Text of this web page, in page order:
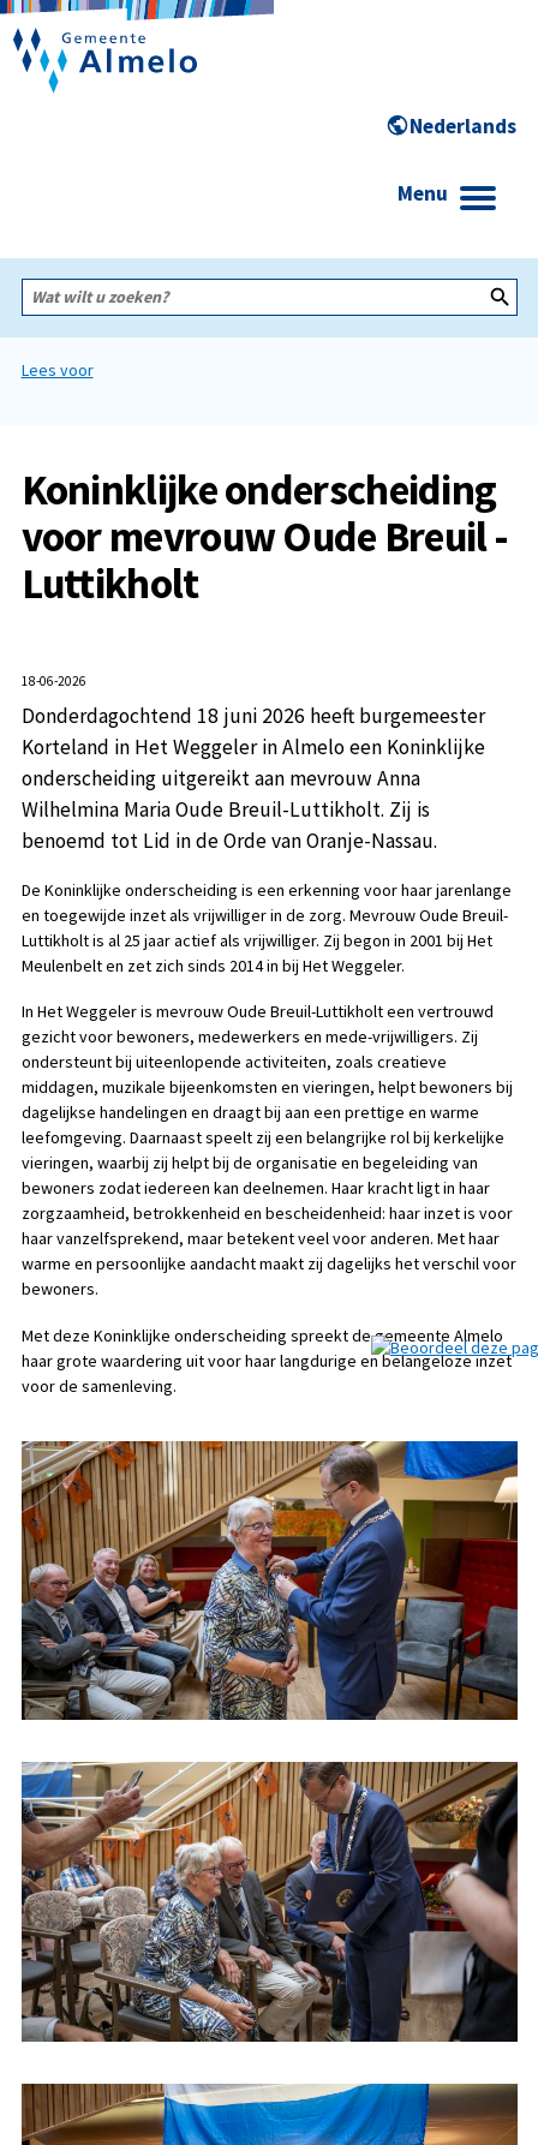
Menu
Wat
wilt
zoeken?
Lees voor
Koninklijke onderscheiding
voor mevrouw Oude Breuil -
Luttikholt
18-06-2026
Donderdagochtend 18 juni 2026 heeft burgemeester
Korteland in Het Weggeler in Almelo een Koninklijke
onderscheiding uitgereikt aan mevrouw Anna
Wilhelmina Maria Oude Breuil-Luttikholt. Zij is
benoemd tot Lid in de Orde van Oranje-Nassau.
De Koninklijke onderscheiding is een erkenning voor haar jarenlange
en toegewijde inzet als vrijwilliger in de zorg. Mevrouw Oude Breuil-
Luttikholt is al 25 jaar actief als vrijwilliger. Zij begon in 2001 bij Het
Meulenbelt en zet zich sinds 2014 in bij Het Weggeler.
In Het Weggeler is mevrouw Oude Breuil-Luttikholt een vertrouwd
gezicht voor bewoners, medewerkers en mede-vrijwilligers. Zij
ondersteunt bij uiteenlopende activiteiten, zoals creatieve
middagen, muzikale bijeenkomsten en vieringen, helpt bewoners bij
dagelijkse handelingen en draagt bij aan een prettige en warme
leefomgeving. Daarnaast speelt zij een belangrijke rol bij kerkelijke
vieringen, waarbij zij helpt bij de organisatie en begeleiding van
bewoners zodat iedereen kan deelnemen. Haar kracht ligt in haar
zorgzaamheid, betrokkenheid en bescheidenheid: haar inzet is voor
haar vanzelfsprekend, maar betekent veel voor anderen. Met haar
warme en persoonlijke aandacht maakt zij dagelijks het verschil voor
bewoners.
Met deze Koninklijke onderscheiding spreekt de gemeente Almelo
haar grote waardering uit voor haar langdurige en belangeloze inzet
voor de samenleving.